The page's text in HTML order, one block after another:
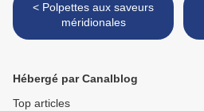
< Polpettes aux saveurs
méridionales
Hébergé par Canalblog
Top articles